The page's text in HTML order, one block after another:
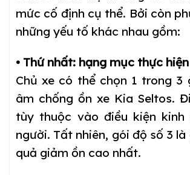
mức cố định cụ thể. Bởi còn
những yếu tố khác nhau gồm:
• Thứ nhất: hạng mục thực hiện
Chủ xe có thể chọn 1 trong 3
âm chống ồn xe Kia Seltos.
tùy thuộc vào điều kiện
người. Tất nhiên, gói độ số 3
quả giảm ồn cao nhất.